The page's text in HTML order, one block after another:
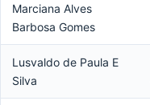
Marciana Alves
Barbosa Gomes
Lusvaldo de Paula E
Silva